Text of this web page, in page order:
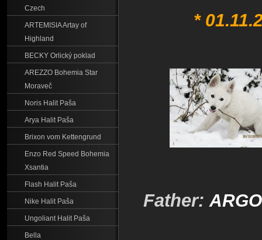
*
Father:
Czech
ARTEMISIA Artay of
Highland
BECKY Orlický poklad
AREZZO Bohemia Star
Moraveč
Noris Halit Paša
Arya Halit Paša
Brixon vom Kettengrund
Enzo Red Speed Bohemia
Xsantia
Flash Halit Paša
Nike Halit Paša
Ungoliant Halit Paša
Bella